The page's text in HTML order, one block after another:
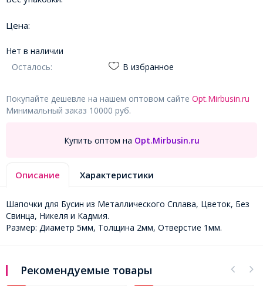
Цена:
Нет в наличии
Осталось:
В избранное
Покупайте дешевле на нашем оптовом сайте Opt.Mirbusin.ru
Минимальный заказ 10000 руб.
Купить оптом на Opt.Mirbusin.ru
Описание Характеристики
Шапочки для Бусин из Металлического Сплава, Цветок, Без
Свинца, Никеля и Кадмия.
Размер: Диаметр 5мм, Толщина 2мм, Отверстие 1мм.
Рекомендуемые товары